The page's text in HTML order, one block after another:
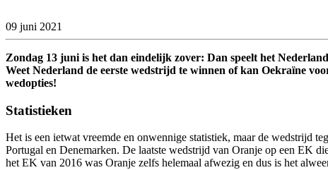
09 juni 2021
Zondag 13 juni is het dan eindelijk zover: Dan speelt het
Weet Nederland de eerste wedstrijd te winnen of kan Oekraïne
wedopties!
Statistieken
Het is een ietwat vreemde en onwennige statistiek, maar de wedstrijd
Portugal en Denemarken. De laatste wedstrijd van Oranje op een EK
het EK van 2016 was Oranje zelfs helemaal afwezig en dus is het